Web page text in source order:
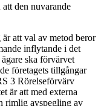
att den nuvarande
att val av metod beror
inflytande i det
ska förvärvet
företagets tillgångar
3 Rörelseförvärv
är att med externa
rimlig avspegling av